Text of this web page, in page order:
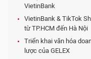
VietinBank
VietinBank & TikTok
từ TP.HCM đến Hà Nội
Triển khai văn hóa
lược của GELEX